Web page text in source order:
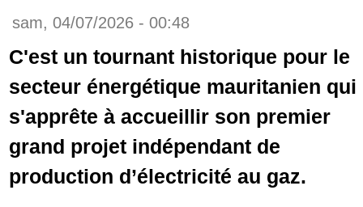
sam, 04/07/2026 - 00:48
C'est un tournant historique pour le
secteur énergétique mauritanien qui
s'apprête à accueillir son premier
grand projet indépendant de
production d’électricité au gaz.